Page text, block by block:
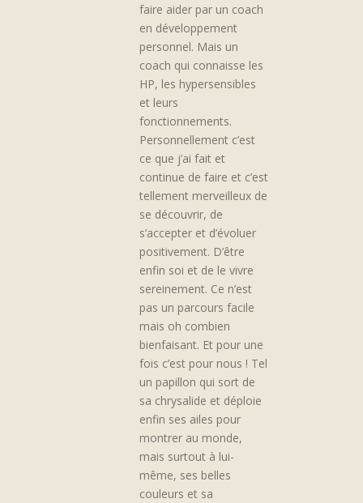
faire aider par un coach
en développement
personnel. Mais un
coach qui connaisse les
HP, les hypersensibles
et leurs
fonctionnements.
Personnellement c’est
ce que j’ai fait et
continue de faire et c’est
tellement merveilleux de
se découvrir, de
s’accepter et d’évoluer
positivement. D’être
enfin soi et de le vivre
sereinement. Ce n’est
pas un parcours facile
mais oh combien
bienfaisant. Et pour une
fois c’est pour nous ! Tel
un papillon qui sort de
sa chrysalide et déploie
enfin ses ailes pour
montrer au monde,
mais surtout à lui-
même, ses belles
couleurs et sa